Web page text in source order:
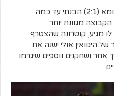
אחרי הניצחון של הרוסונרי מול רומא (2:1) הבנתי עד כמה
מגוונת יותר
לו מגיע, קוטרונה שהצטרף
היגוואין אולי ישנה את
ושחקנים נוספים שיגרמו